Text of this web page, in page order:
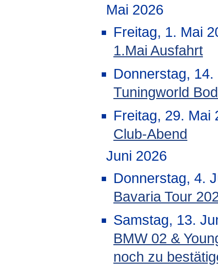
Mai 2026
Freitag, 1. Mai
1.Mai Ausfahrt
Donnerstag,
Tuningworld
Freitag, 29. Mai
Club-Abend
Juni 2026
Donnerstag, 4.
Bavaria Tour
Samstag, 13.
BMW 02 &
noch zu